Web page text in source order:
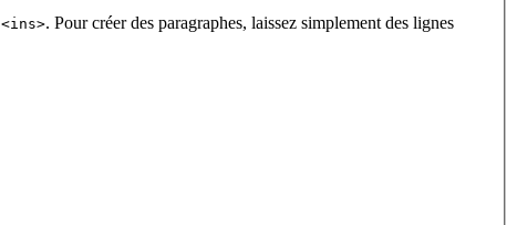
<ins>. Pour créer des paragraphes, laissez simplement des lignes